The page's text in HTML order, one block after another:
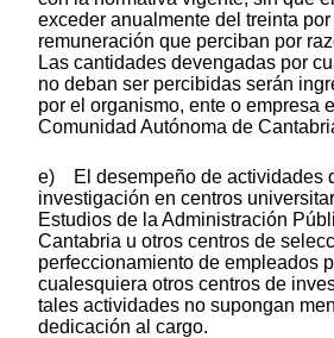
exceder anualmente del treinta
remuneración que perciban por
Las cantidades devengadas por
no deban ser percibidas serán
por el organismo, ente o empresa
Comunidad Autónoma de
e) El desempeño de actividades
investigación en centros
Estudios de la Administración
Cantabria u otros centros de
perfeccionamiento de empleados
cualesquiera otros centros de
tales actividades no supongan
dedicación al cargo.